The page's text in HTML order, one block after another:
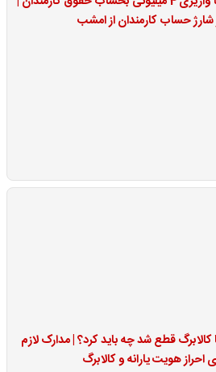
شارژ حساب کارمندان از امشب
کالابرگ قطع شد چه باید کرد؟ | مدارک لازم
احراز هویت یارانه و کالابرگ